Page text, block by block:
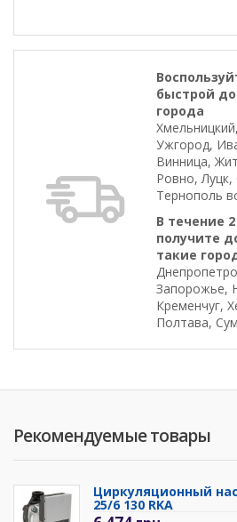
быстрой
города
Ужгород,
Винница,
Ровно, Луцк,
Тернополь
В течение
получите
такие
Запорожье,
Кременчуг,
Полтава,
Рекомендуемые товары
Циркуляционный
25/6 130 RKA